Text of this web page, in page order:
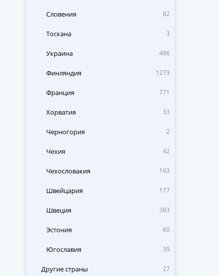
Словения 82
Тоскана 3
Украина 486
Финляндия 1273
Франция 771
Хорватия 33
Черногория 2
Чехия 42
Чехословакия 193
Швейцария 177
Швеция 383
Эстония 60
Югославия 39
Другие страны 27